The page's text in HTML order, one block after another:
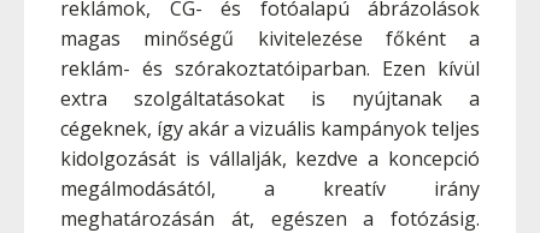
reklámok, CG- és fotóalapú ábrázolások
magas minőségű kivitelezése főként a
reklám- és szórakoztatóiparban. Ezen kívül
extra szolgáltatásokat is nyújtanak a
cégeknek, így akár a vizuális kampányok teljes
kidolgozását is vállalják, kezdve a koncepció
megálmodásától, a kreatív irány
meghatározásán át, egészen a fotózásig.